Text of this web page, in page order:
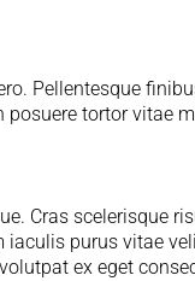
Pellentesque
tortor vitae
Cras scelerisque
purus vitae
ex eget